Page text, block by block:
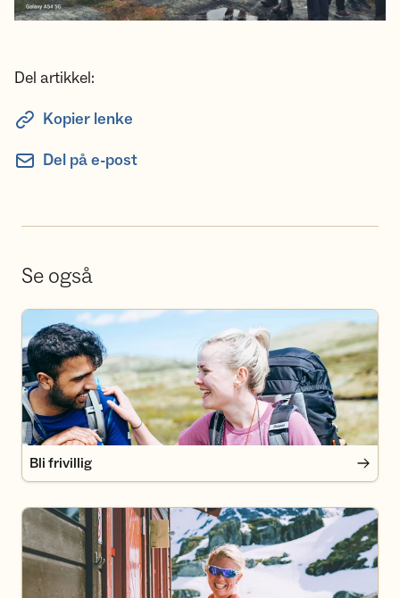
Del artikkel:
Kopier lenke
Del på e-post
Se også
Bli frivillig
Bli frivillig